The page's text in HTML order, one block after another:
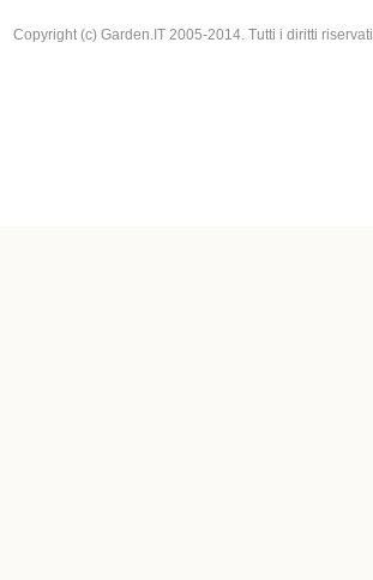
Copyright (c) Garden.IT 2005-2014. Tutti i diritti riservati